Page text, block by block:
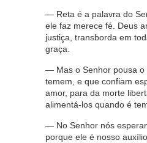
— Reta é a palavra do
ele faz merece fé. Deus
justiça, transborda em
graça.
— Mas o Senhor pousa o
temem, e que confiam
amor, para da morte
alimentá-los quando é
— No Senhor nós
porque ele é nosso